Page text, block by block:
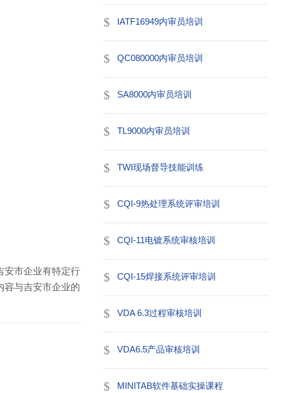
安市企业有特定行
容与吉安市企业的
IATF16949内审员培训
QC080000内审员培训
SA8000内审员培训
TL9000内审员培训
TWI现场督导技能训练
CQI-9热处理系统评审培训
CQI-11电镀系统审核培训
CQI-15焊接系统评审培训
VDA 6.3过程审核培训
VDA6.5产品审核培训
MINITAB软件基础实操课程